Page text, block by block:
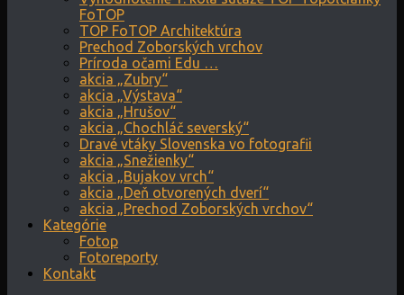
FoTOP
TOP FoTOP Architektúra
Prechod Zoborských vrchov
Príroda očami Edu …
akcia „Zubry“
akcia „Výstava“
akcia „Hrušov“
akcia „Chochláč severský“
Dravé vtáky Slovenska vo fotografii
akcia „Snežienky“
akcia „Bujakov vrch“
akcia „Deň otvorených dverí“
akcia „Prechod Zoborských vrchov“
Kategórie
Fotop
Fotoreporty
Kontakt